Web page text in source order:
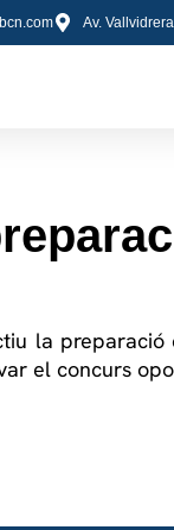
Av.
la preparació
el concurs